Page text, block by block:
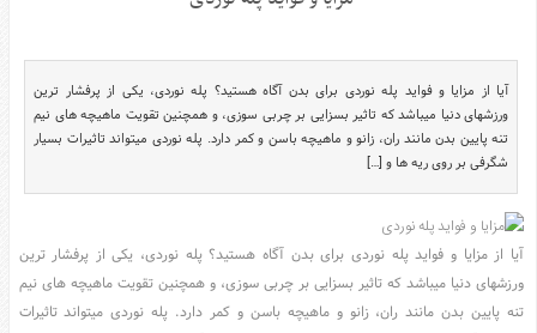
هنر
ورزش
منوی
اصلی
صفحه
اصلی
آشپزی
دکوراسیون
اخبار
آیا از مزایا و فواید پله نوردی برای بدن آگاه هستید؟ پله نوردی، یکی از پرفشار ترین
ورزشهای دنیا میباشد که تاثیر بسزایی بر چربی سوزی، و همچنین تقویت ماهیچه های نیم
تنه پایین بدن مانند ران، زانو و ماهیچه باسن و کمر دارد. پله نوردی میتواند تاثیرات بسیار
شگرفی بر روی ریه ها و […]
آیا از مزایا و فواید پله نوردی برای بدن آگاه هستید؟ پله نوردی، یکی از پرفشار ترین
ورزشهای دنیا میباشد که تاثیر بسزایی بر چربی سوزی، و همچنین تقویت ماهیچه های نیم
تنه پایین بدن مانند ران، زانو و ماهیچه باسن و کمر دارد. پله نوردی میتواند تاثیرات